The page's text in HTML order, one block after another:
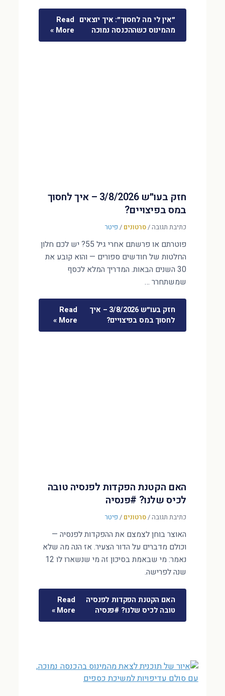
״אין לי מה לחסוך״: איך יוצאים
מהמינוס כשההכנסה נמוכה
Read
More »
חזק בעו״ש 3/8/2026 – איך לחסוך
במס בפיצויים?
כתיבת תגובה/סרטונים / פיטר
פוטרתם או פרשתם אחרי גיל 55? יש לכם חלון
החלטות של חודשים ספורים — והוא קובע את
30 השנים הבאות. המדריך המלא לכסף
שמשתחרר …
חזק בעו״ש 3/8/2026 – איך
לחסוך במס בפיצויים?
Read
More »
האם הקטנת הפקדות לפנסיה טובה
לכיס שלנו? #פנסיה
כתיבת תגובה/סרטונים / פיטר
האוצר בוחן לצמצם את ההפקדות לפנסיה —
וכולם מדברים על הדור הצעיר. אז הנה מה שלא
נאמר: מי שבאמת בסיכון זה מי שנשארו לו 12
שנה לפרישה.
האם הקטנת הפקדות לפנסיה
טובה לכיס שלנו? #פנסיה
Read
More »